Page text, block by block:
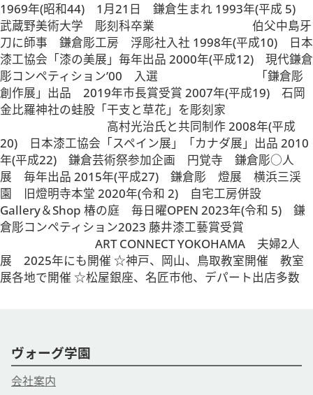
1969年(昭和44) 1月21日 鎌倉生まれ 1993年(平成 5)
武蔵野美術大学 彫刻科卒業 伯父中島牙
刀に師事 鎌倉彫工房 浮彫社入社 1998年(平成10) 日本
漆工協会「漆の美展」毎年出品 2000年(平成12) 現代鎌倉
彫コンペティション’00 入選 「鎌倉彫
創作展」出品 2019年市長賞受賞 2007年(平成19) 石岡
金比羅神社の蛙股「干支と草花」を彫刻家
高村光治氏と共同制作 2008年(平成
20) 日本漆工協会「スペイン展」「カナダ展」出品 2010
年(平成22) 鎌倉芸術祭参加企画 円覚寺 鎌倉彫○人
展 毎年出品 2015年(平成27) 鎌倉彫 燈展 横浜三渓
園 旧燈明寺本堂 2020年(令和 2) 自宅工房併設
Gallery＆Shop 椿の庭 毎日曜OPEN 2023年(令和 5) 鎌
倉彫コンペティション2023 藤井漆工藝賞受賞
ART CONNECT YOKOHAMA 夫婦2人
展 2025年にも開催 ☆神戸、岡山、鳥取教室開催 教室
展各地で開催 ☆松屋銀座、名匠市他、デパート出店多数
ヴォーグ学園
会社案内